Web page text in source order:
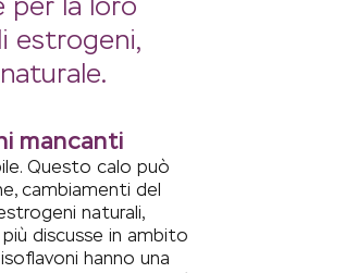
per la loro
estrogeni,
mancanti
Questo calo può
cambiamenti del
naturali,
discusse in ambito
hanno una